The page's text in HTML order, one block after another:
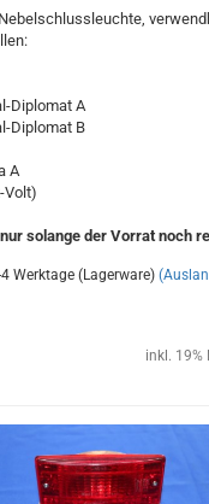
Diplomat A
Diplomat B
A
Volt)
nur solange der Vorrat noch
Werktage (Lagerware)
inkl. 19%